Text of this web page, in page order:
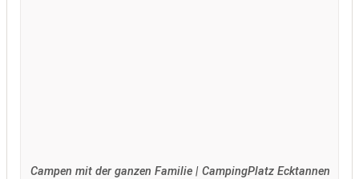
Campen mit der ganzen Familie | CampingPlatz Ecktannen